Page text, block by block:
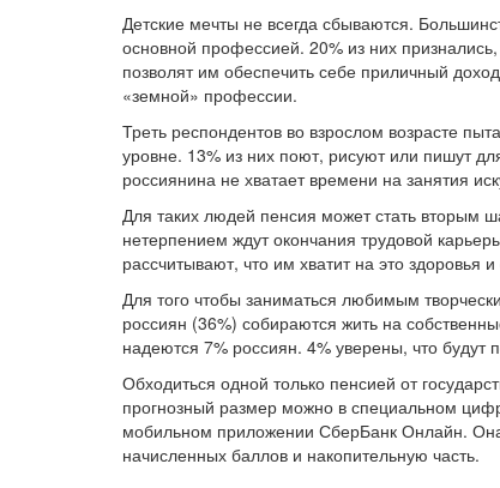
Детские мечты не всегда сбываются.
основной профессией. 20% из них
позволят им обеспечить себе приличный
«земной» профессии.
Треть респондентов во взрослом возрасте
уровне. 13% из них поют, рисуют или пишут
россиянина не хватает времени на занятия
Для таких людей пенсия может стать вторым
нетерпением ждут окончания трудовой
рассчитывают, что им хватит на это здоровья
Для того чтобы заниматься любимым
россиян (36%) собираются жить на
надеются 7% россиян. 4% уверены, что
Обходиться одной только пенсией от
прогнозный размер можно в специальном
мобильном приложении СберБанк Онлайн.
начисленных баллов и накопительную часть.